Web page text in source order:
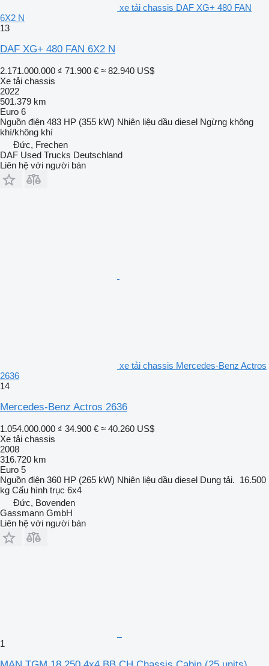
xe tải chassis DAF XG+ 480 FAN
6X2 N
13
DAF XG+ 480 FAN 6X2 N
2.171.000.000 ₫ 71.900 € ≈ 82.940 US$
Xe tải chassis
2022
501.379 km
Euro 6
Nguồn điện 483 HP (355 kW) Nhiên liệu dầu diesel Ngừng không
khí/không khí
Đức, Frechen
DAF Used Trucks Deutschland
Liên hệ với người bán
xe tải chassis Mercedes-Benz Actros
2636
14
Mercedes-Benz Actros 2636
1.054.000.000 ₫ 34.900 € ≈ 40.260 US$
Xe tải chassis
2008
316.720 km
Euro 5
Nguồn điện 360 HP (265 kW) Nhiên liệu dầu diesel Dung tải. 16.500
kg Cấu hình trục 6x4
Đức, Bovenden
Gassmann GmbH
Liên hệ với người bán
1